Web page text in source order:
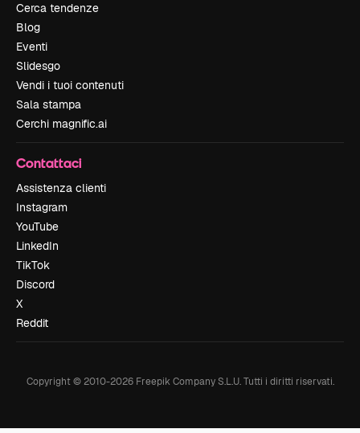
Cerca tendenze
Blog
Eventi
Slidesgo
Vendi i tuoi contenuti
Sala stampa
Cerchi magnific.ai
Contattaci
Assistenza clienti
Instagram
YouTube
LinkedIn
TikTok
Discord
X
Reddit
Copyright © 2010-2026Freepik Company S.L.U. Tutti i diritti riservati.